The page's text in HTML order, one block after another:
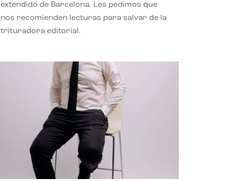
extendido de Barcelona. Les pedimos que
nos recomienden lecturas para salvar de la
trituradora editorial.